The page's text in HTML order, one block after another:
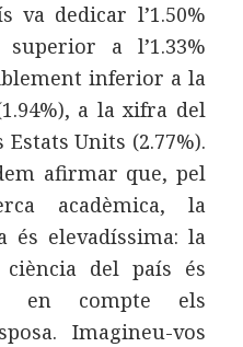
va dedicar l’1.50%
a l’1.33%
inferior a la
a la xifra del
Estats Units (2.77%).
afirmar que, pel
acadèmica, la
és elevadíssima: la
del país és
en compte els
Imagineu-vos